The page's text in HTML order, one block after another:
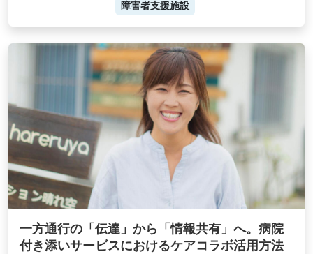
障害者支援施設
一方通行の「伝達」から「情報共有」へ。病院
付き添いサービスにおけるケアコラボ活用方法